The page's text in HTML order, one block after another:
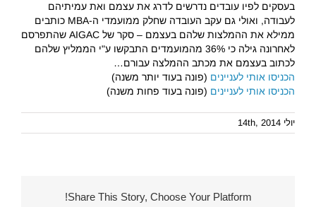
בעסקים לפיו עובדים נדרשים לדרג את עצמם ואת עמיתיהם
לעבודה, ואולי גם עקב העובדה שחלק ממועמדי ה-MBA כותבים
ממילא את ההמלצות שלהם בעצמם – סקר של AIGAC שהתפרסם
לאחרונה גילה כי 36% מהמועמדים התבקשו ע"י הממליץ שלהם
לכתוב בעצמם את מכתב ההמלצה עבורם…
הכניסו אותי לעניינים (פונה בעוד יותר משנה)
הכניסו אותי לעניינים (פונה בעוד פחות משנה)
יולי 14th, 2014
Share This Story, Choose Your Platform!